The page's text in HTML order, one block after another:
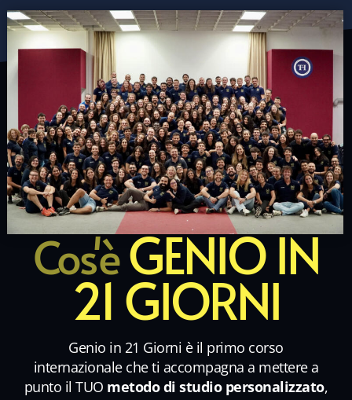
Cos'èGENIO IN
21 GIORNI
Genio in 21 Giorni è il primo corso
internazionale che ti accompagna a mettere a
punto il TUO metodo di studio personalizzato,